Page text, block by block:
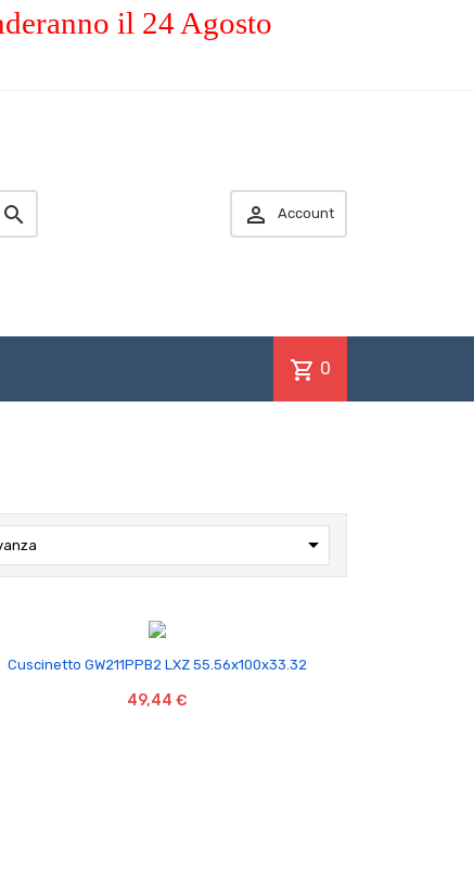
il 24 Agosto
  Account
shopping_cart 0


Cuscinetto GW211PPB2 LXZ 55.56x100x33.32
49,44 €